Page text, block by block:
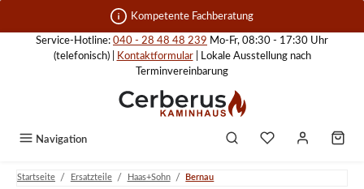
Zum Hauptinhalt springen Kompetente Fachberatung
Service-Hotline: 040 - 28 48 48 239 Mo-Fr, 08:30 - 17:30 Uhr
(telefonisch) |
Kontaktformular| Lokale Ausstellung nach
Terminvereinbarung
Navigation
Startseite / Ersatzteile / Haas+Sohn / Bernau